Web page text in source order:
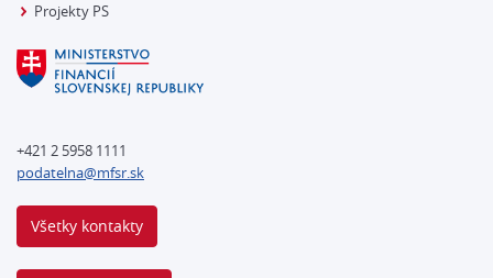
Projekty PS
+421 2 5958 1111
podatelna@mfsr.sk
Všetky kontakty